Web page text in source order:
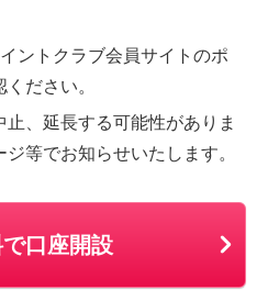
ントクラブ会員サイトのポ
ださい。
、延長する可能性がありま
等でお知らせいたします。
口座開設